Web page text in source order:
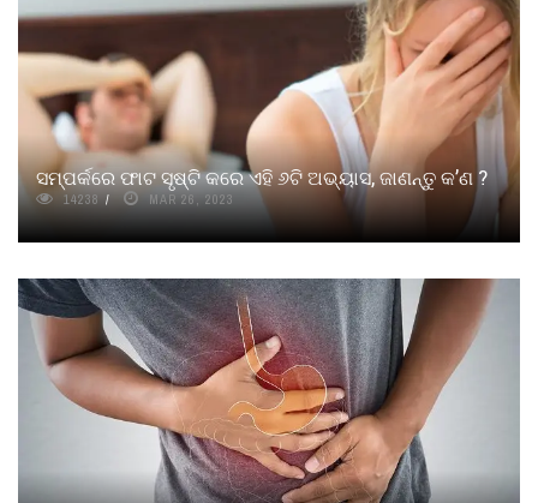
ସମ୍ପର୍କରେ ଫାଟ ସୃଷ୍ଟି କରେ ଏହି ୬ଟି ଅଭ୍ୟାସ, ଜାଣନ୍ତୁ କ’ଣ ?
14238 MAR 26, 2023